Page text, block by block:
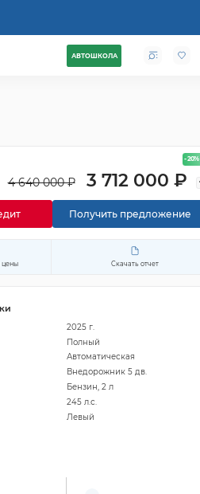
АВТОШКОЛА
- 20%
4 640 000 ₽ 3 712 000 ₽
Получить предложение
цены Скачать отчет
2025 г.
Полный
Автоматическая
Внедорожник 5 дв.
Бензин, 2 л
245 л.с.
Левый